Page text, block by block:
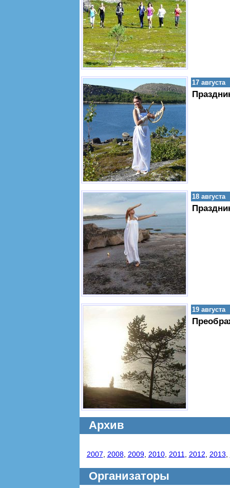
17 августа
18 августа
19 августа
Архив
2007 2008, 2009, 2010, 2011 2012 2013
Организаторы